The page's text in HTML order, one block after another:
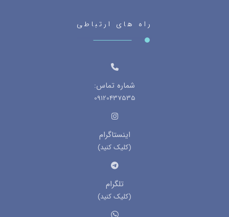
راه های ارتباطی
شماره تماس:
09120437535
اینستاگرام
(کلیک کنید)
تلگرام
(کلیک کنید)